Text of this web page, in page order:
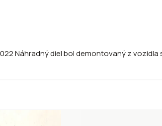
Náhradný diel bol demontovaný z